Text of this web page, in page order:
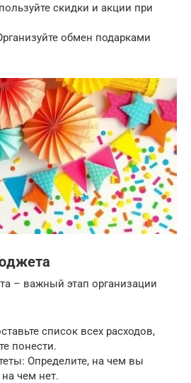
скидки и акции при
обмен подарками
– важный этап организации
список всех расходов,
понести.
Определите, на чем вы
чем нет.